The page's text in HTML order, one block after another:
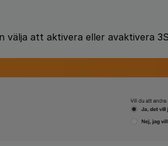
välja att aktivera eller avaktivera